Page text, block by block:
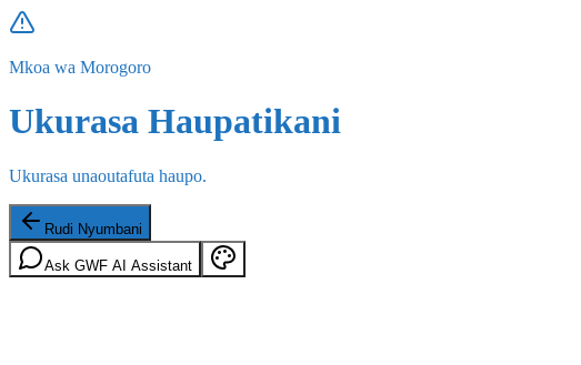
Mkoa wa Morogoro
Ukurasa Haupatikani
Ukurasa unaoutafuta haupo.
Rudi Nyumbani
Ask GWF AI Assistant